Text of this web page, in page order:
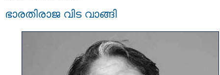
ഭാരതിരാജ വിട വാങ്ങി